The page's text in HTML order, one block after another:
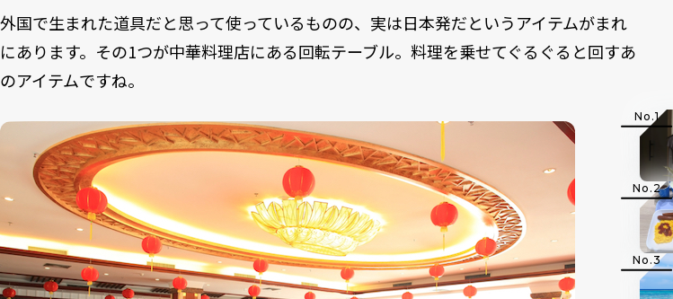
外国で生まれた道具だと思って使っているものの、実は日本発だというアイテムがまれ
にあります。その1つが中華料理店にある回転テーブル。料理を乗せてぐるぐると回すあ
のアイテムですね。